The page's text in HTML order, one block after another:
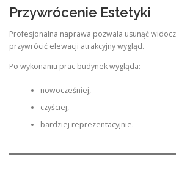
Przywrócenie Estetyki
Profesjonalna naprawa pozwala usunąć
przywrócić elewacji atrakcyjny wygląd.
Po wykonaniu prac budynek wygląda:
nowocześniej,
czyściej,
bardziej reprezentacyjnie.